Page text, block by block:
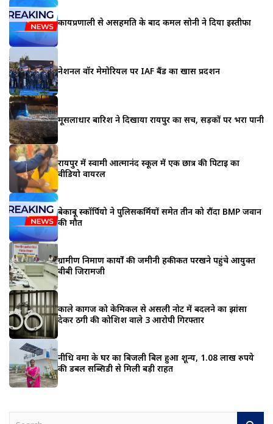
कार्यप्रणाली से असहमति के बाद कमल सोनी ने दिया इस्तीफा
नेशनल वॉर मेमोरियल पर IAF बैंड का खास प्रदर्शन
मूसलाधार बारिश ने दिखाया रायपुर का सच, सड़कों पर भरा पानी
रायपुर में स्वामी आत्मानंद स्कूल में एक छात्र की पिटाई का
वीडियो वायरल
बेकाबू स्कॉर्पियो ने पुलिसकर्मियों समेत तीन को रौंदा BMP जवान
की मौत
ग्रामीण निर्माण कार्यों की जमीनी हकीकत परखने पहुंचे आयुक्त
वीबी जिरामजी
काले कागज को केमिकल से असली नोट में बदलने का झांसा
देकर ठगी की कोशिश वाले 3 आरोपी गिरफ्तार
नीधि वर्मा के घर का बिजली बिल हुआ शून्य, 1.08 लाख रुपये
की डबल सब्सिडी से मिली बड़ी राहत